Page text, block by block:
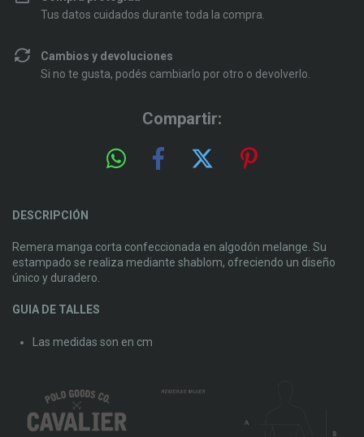
Tus datos cuidados durante toda la compra.
Cambios y devoluciones
Si no te gusta, podés cambiarlo por otro o devolverlo.
Compartir:
DESCRIPCIÓN
Remera manga corta confeccionada en algodón melange. Su
estampado se realiza mediante shablom, ofreciendo un diseño
único y duradero.
GUIA DE TALLES
Las medidas son en cm